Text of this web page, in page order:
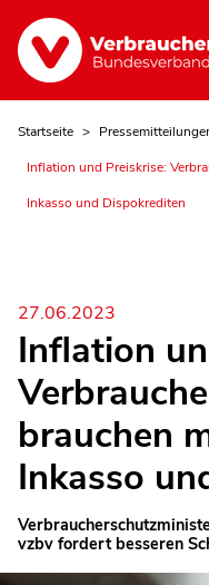
Startseite
Inflation und Preiskrise:
Inkasso und Dispokrediten
27.06.2023
Inflation
brauchen
Inkasso
vzbv fordert besseren